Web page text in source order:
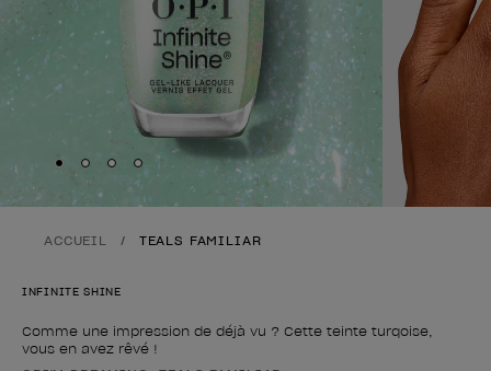
Skip to slide 1
Skip to slide 2
Skip to slide
Skip to slide 4
ACCUEIL TEALS FAMILIAR
INFINITE SHINE
Comme une impression de déjà vu ? Cette teinte turqoise,
vous en avez rêvé !